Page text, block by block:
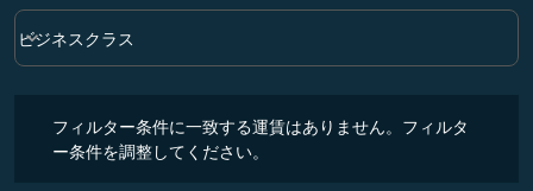
クラス option ビジネスクラス Selected
ビジネスクラス
keyboard_arrow_down
フィルター条件に一致する運賃はありません。フィルタ
ー条件を調整してください。